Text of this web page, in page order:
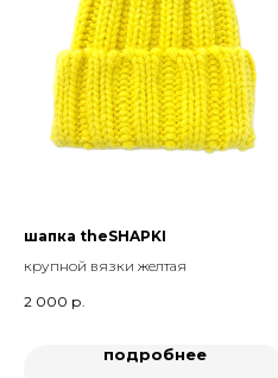
шапка theSHAPKI
крупной вязки желтая
2 000 р.
подробнее